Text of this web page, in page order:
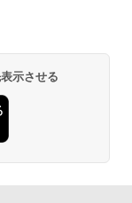
示させる